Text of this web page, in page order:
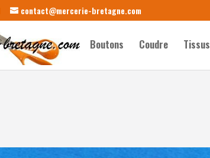
contact@mercerie-bretagne.com
Boutons Coudre Tissus